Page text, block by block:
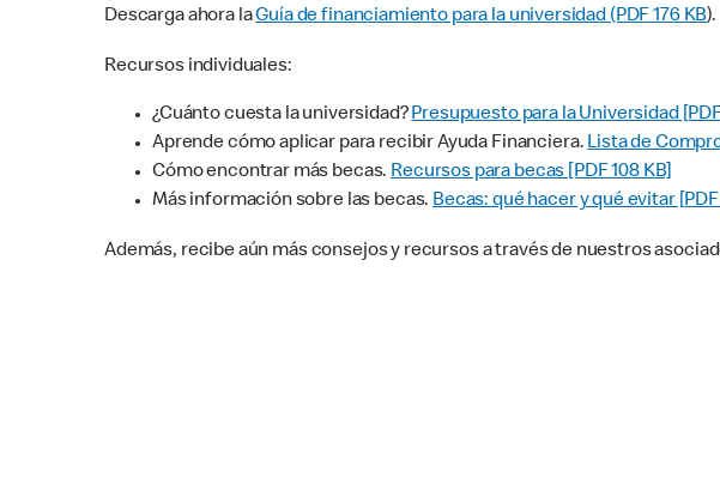
Descarga ahora laGuía de financiamiento para la universidad (PDF 176 KB).
Recursos individuales:
¿Cuánto cuesta la universidad?Presupuesto para la Universidad [PDF
Aprende cómo aplicar para recibir Ayuda Financiera. Lista de
Cómo encontrar más becas. Recursos para becas [PDF 108 KB]
Más información sobre las becas. Becas: qué hacer y qué evitar [PDF
Además, recibe aún más consejos y recursos a través de nuestros